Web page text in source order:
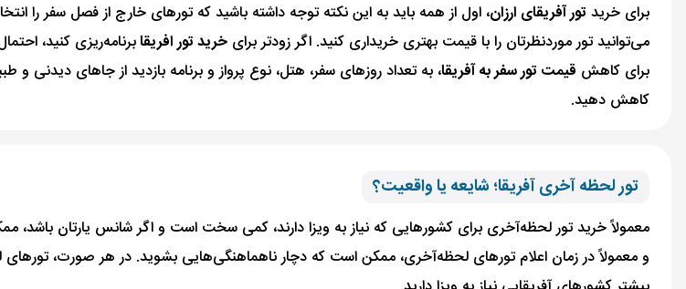
برای خرید تور آفریقای ارزان، اول از همه باید به‌ این نکته توجه داشته باشید که تورهای خارج از فصل سفر را
می‌توانید تور مورد‌نظرتان را با قیمت بهتری خریداری کنید. اگر زودتر برای خرید تور افریقابرنامه‌ریزی کنید،
برای کاهش قیمت تور سفر به آفریقا، به تعداد روزهای سفر، هتل، نوع پرواز و برنامه بازدید از جاهای دیدنی و
کاهش دهید.
تور لحظه آخری آفریقا؛ شایعه یا واقعیت؟
معمولاً خرید تور لحظه‌آخری برای کشورهایی که نیاز به ویزا دارند، کمی سخت است و اگر شانس یارتان باشد،
و معمولاً در زمان اعلام تورهای لحظه‌آخری، ممکن است که دچار ناهماهنگی‌هایی بشوید. در هر صورت،